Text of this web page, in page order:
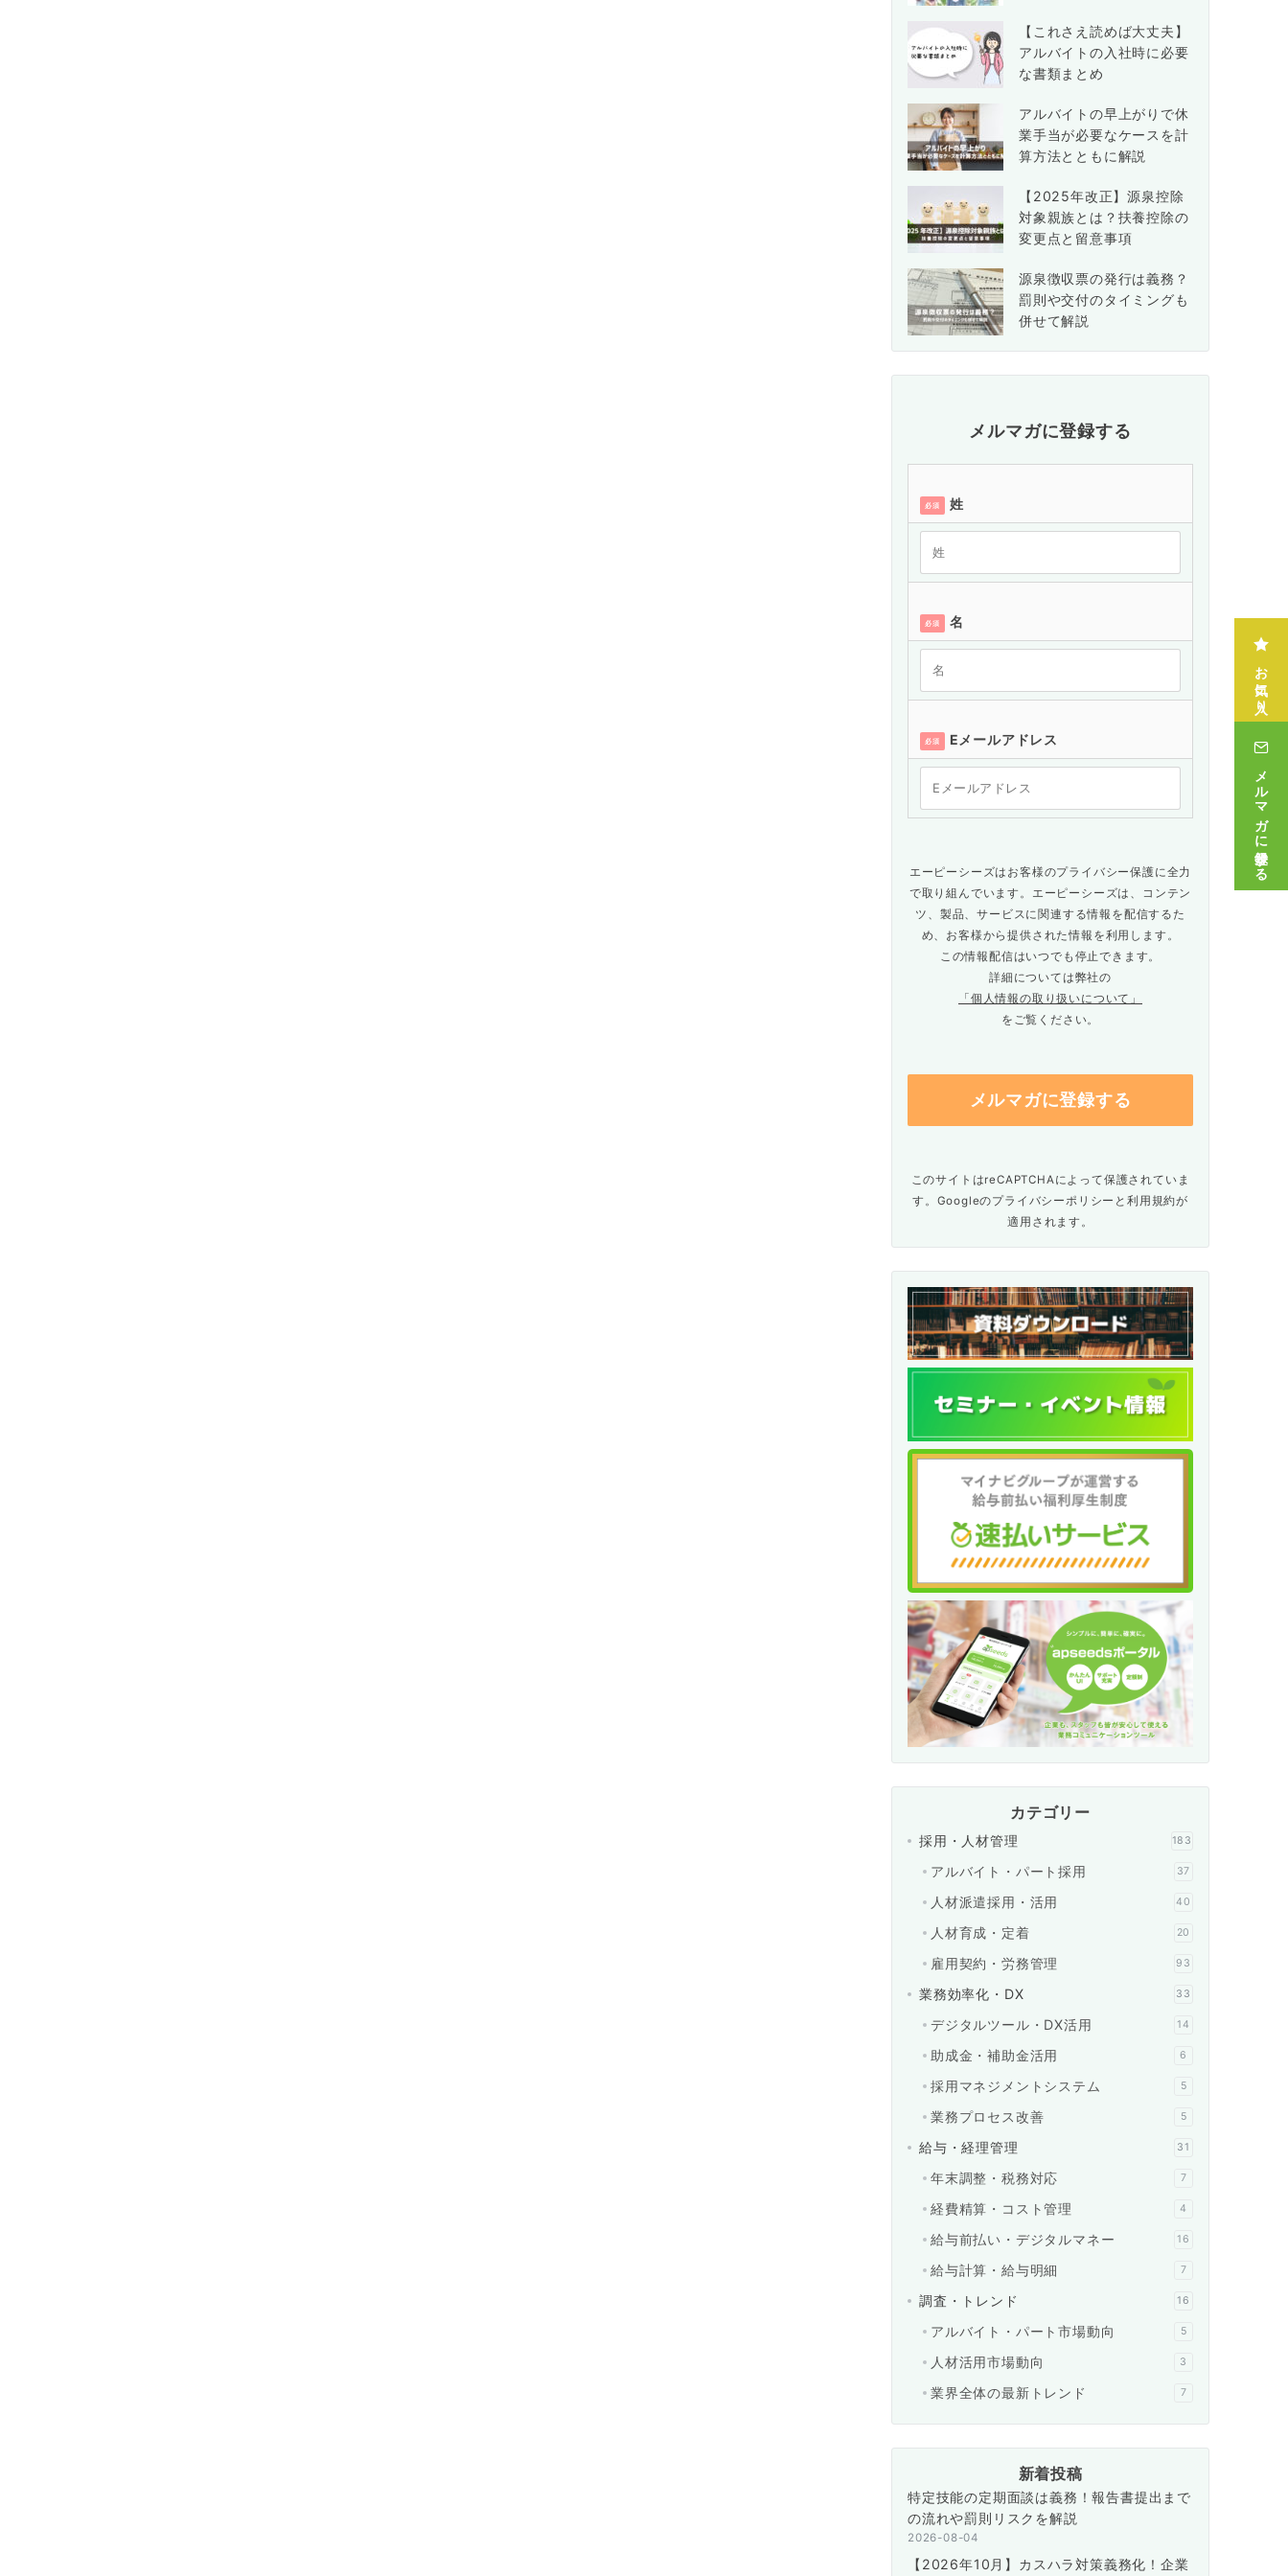
【これさえ読めば大丈夫】
アルバイトの入社時に必要
な書類まとめ
アルバイトの早上がりで休
業手当が必要なケースを計
算方法とともに解説
【2025年改正】源泉控除
対象親族とは？扶養控除の
変更点と留意事項
源泉徴収票の発行は義務？
罰則や交付のタイミングも
併せて解説
メルマガに登録する
必須 姓
必須 名
必須 Eメールアドレス
エーピーシーズはお客様のプライバシー保護に全力
で取り組んでいます。エーピーシーズは、コンテン
ツ、製品、サービスに関連する情報を配信するた
め、お客様から提供された情報を利用します。
この情報配信はいつでも停止できます。
詳細については弊社の
「個人情報の取り扱いについて」
をご覧ください。
このサイトはreCAPTCHAによって保護されていま
す。Googleのプライバシーポリシー と 利用規約が
適用されます。
カテゴリー
採用・人材管理 183
アルバイト・パート採用 37
人材派遣採用・活用 40
人材育成・定着 20
雇用契約・労務管理 93
業務効率化・DX 33
デジタルツール・DX活用 14
助成金・補助金活用 6
採用マネジメントシステム 5
業務プロセス改善 5
給与・経理管理 31
年末調整・税務対応 7
経費精算・コスト管理 4
給与前払い・デジタルマネー 16
給与計算・給与明細 7
調査・トレンド 16
アルバイト・パート市場動向 5
人材活用市場動向 3
業界全体の最新トレンド 7
新着投稿
特定技能の定期面談は義務！報告書提出まで
の流れや罰則リスクを解説
2026-08-04
【2026年10月】カスハラ対策義務化！企業
お気に入り
メルマガに登録する